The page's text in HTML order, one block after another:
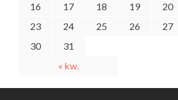
« kw.
16
17 18 19 20
23
24 25 26 27
30
31